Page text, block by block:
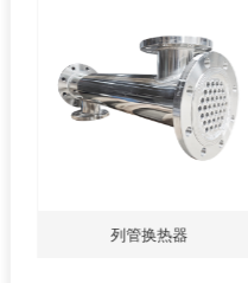
列管换热器